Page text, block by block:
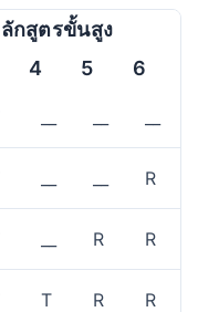
กสูตรขั้นสูง
4 5 6
R
R R
T R R